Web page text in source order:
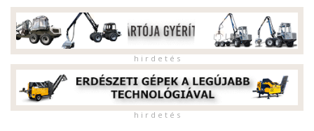
h i r d e t é s
h i r d e t é s